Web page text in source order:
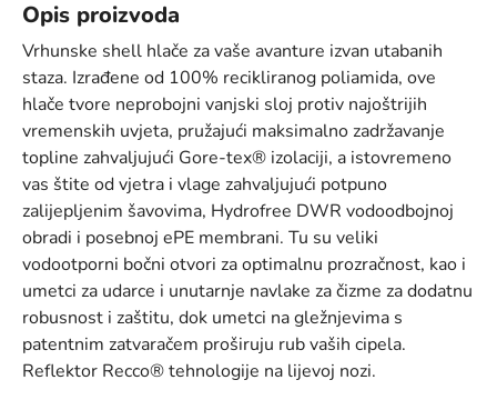
Opis proizvoda
Vrhunske shell hlače za vaše avanture izvan utabanih
staza. Izrađene od 100% recikliranog poliamida, ove
hlače tvore neprobojni vanjski sloj protiv najoštrijih
vremenskih uvjeta, pružajući maksimalno zadržavanje
topline zahvaljujući Gore-tex® izolaciji, a istovremeno
vas štite od vjetra i vlage zahvaljujući potpuno
zalijepljenim šavovima, Hydrofree DWR vodoodbojnoj
obradi i posebnoj ePE membrani. Tu su veliki
vodootporni bočni otvori za optimalnu prozračnost, kao i
umetci za udarce i unutarnje navlake za čizme za dodatnu
robusnost i zaštitu, dok umetci na gležnjevima s
patentnim zatvaračem proširuju rub vaših cipela.
Reflektor Recco® tehnologije na lijevoj nozi.